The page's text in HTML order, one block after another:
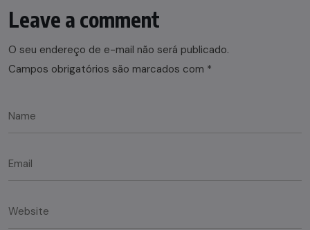
Leave a comment
O seu endereço de e-mail não será publicado.
Campos obrigatórios são marcados com *